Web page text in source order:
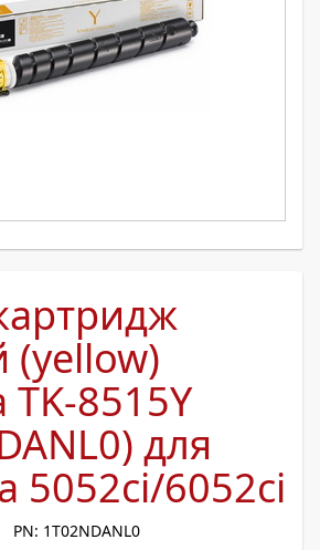
(yellow)
TK-8515Y
для
5052ci/6052ci
PN: 1T02NDANL0